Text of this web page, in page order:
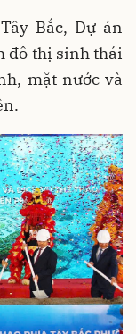
Bắc, Dự án
đô thị sinh thái
mặt nước và